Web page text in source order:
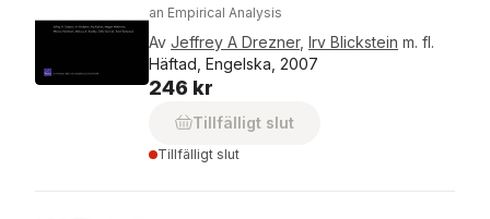
an Empirical Analysis
Av Jeffrey A Drezner, Irv Blickstein m. fl.
Häftad, Engelska, 2007
246 kr
Tillfälligt slut
Tillfälligt slut